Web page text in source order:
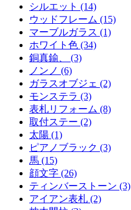
シルエット (14)
ウッドフレーム (15)
マーブルガラス (1)
ホワイト色 (34)
銅真鍮、 (3)
ノンノ (6)
ガラスオブジェ (2)
モンステラ (3)
表札リフォーム (8)
取付ステー (2)
太陽 (1)
ピアノブラック (3)
馬 (15)
顔文字 (26)
ティンバーストーン (3)
アイアン表札 (2)